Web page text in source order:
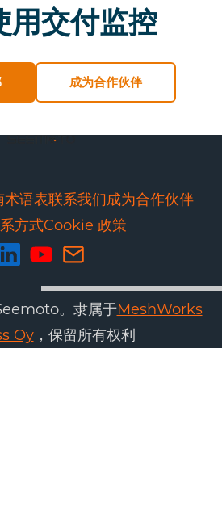
用交付监控
成为合作伙伴
术语表联系我们成为合作伙伴
方式Cookie 政策
。隶属于MeshWorks
Oy，保留所有权利